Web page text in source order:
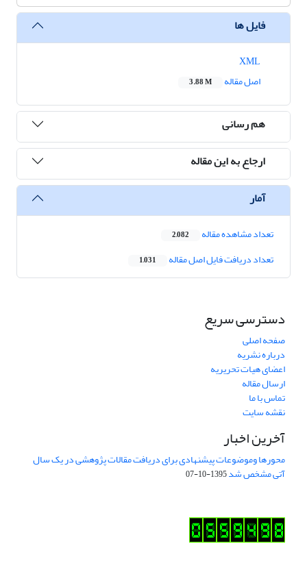
فایل ها
اصل مقاله
3.88 M
هم رسانی
ارجاع به این مقاله
آمار
تعداد مشاهده مقاله 2,082
تعداد دریافت فایل اصل مقاله 1,031
دسترسی سریع
صفحه اصلی
درباره نشریه
اعضای هیات تحریریه
ارسال مقاله
تماس با ما
نقشه سایت
آخرین اخبار
محورها وموضوعات پیشنهادی برای دریافت مقالات پژوهشی در یک سال
آتی مشخص شد1395-10-07